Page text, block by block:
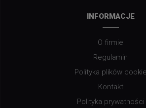
INFORMACJE
O firmie
Regulamin
Polityka plików cookie
Kontakt
Polityka prywatności